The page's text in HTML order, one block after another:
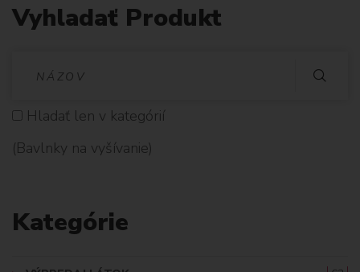
Vyhladať Produkt
D
Hladať len v kategórií
(Bavlnky na vyšívanie)
Kategórie